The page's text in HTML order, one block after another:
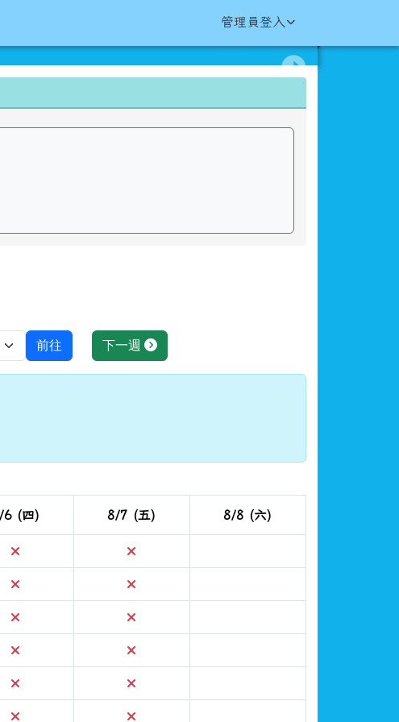
管理員登入
前往 下一週
6 (四) 8/7 (五) 8/8 (六)